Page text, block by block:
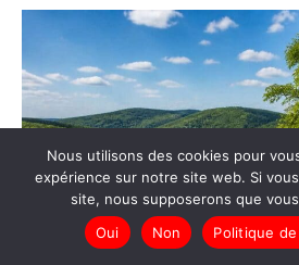
Nous utilisons des cookies pour
expérience sur notre site web. Si
site, nous supposerons que
Oui
Non Politique